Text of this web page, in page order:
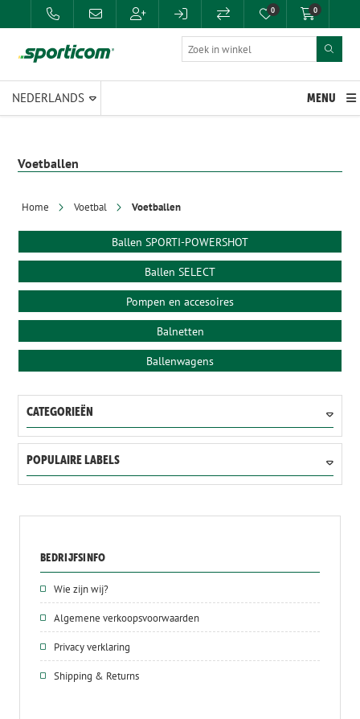
0 0
MENU
Voetballen
Home Voetbal Voetballen
Ballen SPORTI-POWERSHOT
Ballen SELECT
Pompen en accesoires
Balnetten
Ballenwagens
CATEGORIEËN
POPULAIRE LABELS
BEDRIJFSINFO
Wie zijn wij?
Algemene verkoopsvoorwaarden
Privacy verklaring
Shipping & Returns